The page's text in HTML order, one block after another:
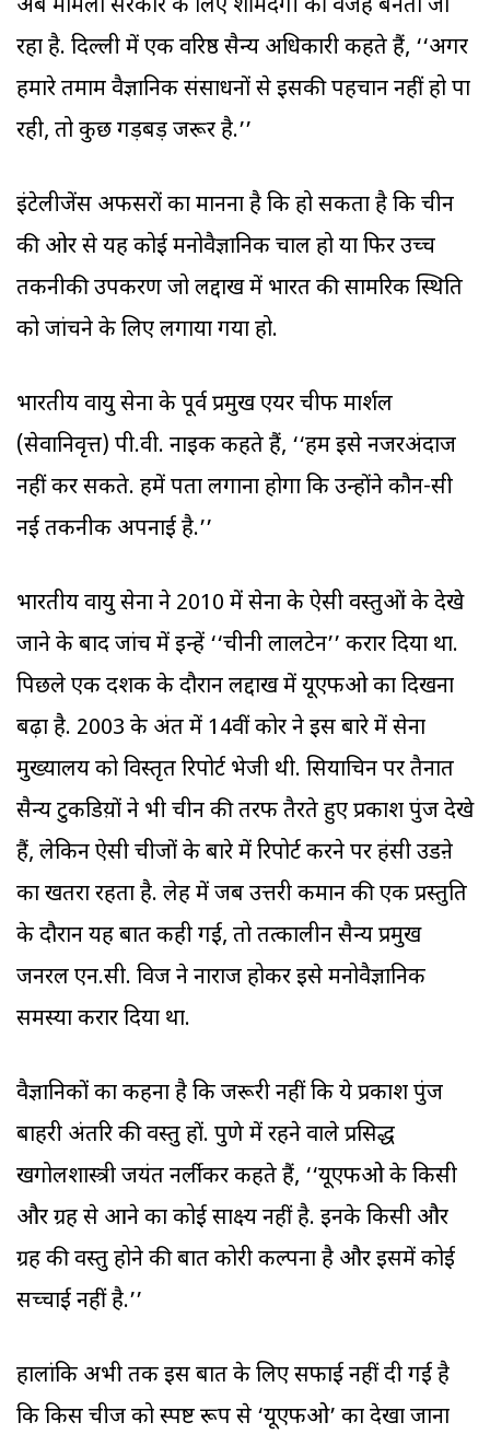
अब मामला सरकार के लिए शर्मिंदगी की वजह बनता जा
रहा है. दिल्ली में एक वरिष्ठ सैन्य अधिकारी कहते हैं, ‘‘अगर
हमारे तमाम वैज्ञानिक संसाधनों से इसकी पहचान नहीं हो पा
रही, तो कुछ गड़बड़ जरूर है.’’
इंटेलीजेंस अफसरों का मानना है कि हो सकता है कि चीन
की ओर से यह कोई मनोवैज्ञानिक चाल हो या फिर उच्च
तकनीकी उपकरण जो लद्दाख में भारत की सामरिक स्थिति
को जांचने के लिए लगाया गया हो.
भारतीय वायु सेना के पूर्व प्रमुख एयर चीफ मार्शल
(सेवानिवृत्त) पी.वी. नाइक कहते हैं, ‘‘हम इसे नजरअंदाज
नहीं कर सकते. हमें पता लगाना होगा कि उन्होंने कौन-सी
नई तकनीक अपनाई है.’’
भारतीय वायु सेना ने 2010 में सेना के ऐसी वस्तुओं के देखे
जाने के बाद जांच में इन्हें ‘‘चीनी लालटेन’’ करार दिया था.
पिछले एक दशक के दौरान लद्दाख में यूएफओ का दिखना
बढ़ा है. 2003 के अंत में 14वीं कोर ने इस बारे में सेना
मुख्यालय को विस्तृत रिपोर्ट भेजी थी. सियाचिन पर तैनात
सैन्य टुकडिय़ों ने भी चीन की तरफ तैरते हुए प्रकाश पुंज देखे
हैं, लेकिन ऐसी चीजों के बारे में रिपोर्ट करने पर हंसी उडऩे
का खतरा रहता है. लेह में जब उत्तरी कमान की एक प्रस्तुति
के दौरान यह बात कही गई, तो तत्कालीन सैन्य प्रमुख
जनरल एन.सी. विज ने नाराज होकर इसे मनोवैज्ञानिक
समस्या करार दिया था.
वैज्ञानिकों का कहना है कि जरूरी नहीं कि ये प्रकाश पुंज
बाहरी अंतरिक्ष की वस्तु हों. पुणे में रहने वाले प्रसिद्ध
खगोलशास्त्री जयंत नर्लीकर कहते हैं, ‘‘यूएफओ के किसी
और ग्रह से आने का कोई साक्ष्य नहीं है. इनके किसी और
ग्रह की वस्तु होने की बात कोरी कल्पना है और इसमें कोई
सच्चाई नहीं है.’’
हालांकि अभी तक इस बात के लिए सफाई नहीं दी गई है
कि किस चीज को स्पष्ट रूप से ‘यूएफओ’ का देखा जाना